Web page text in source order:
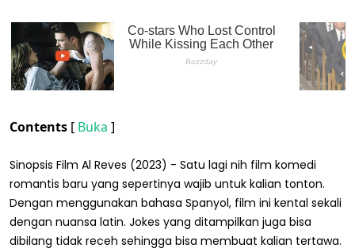
Contents [ Buka ]
Sinopsis Film Al Reves (2023) - Satu lagi nih film komedi
romantis baru yang sepertinya wajib untuk kalian tonton.
Dengan menggunakan bahasa Spanyol, film ini kental sekali
dengan nuansa latin. Jokes yang ditampilkan juga bisa
dibilang tidak receh sehingga bisa membuat kalian tertawa.